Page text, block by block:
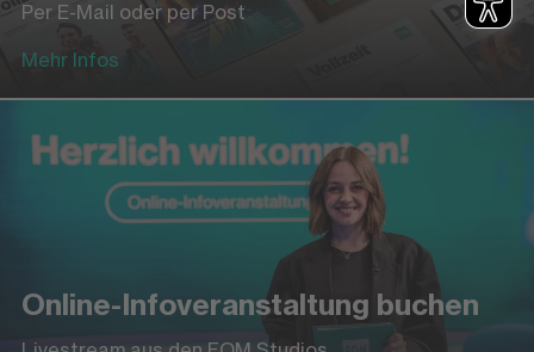
Per E-Mail oder per Post
Mehr Infos
Online-Infoveranstaltung buchen